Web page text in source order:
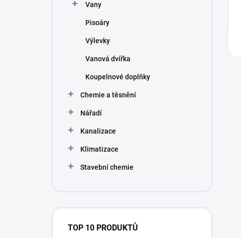
Vany
Pisoáry
Výlevky
Vanová dvířka
Koupelnové doplňky
Chemie a těsnění
Nářadí
Kanalizace
Klimatizace
Stavební chemie
TOP 10 PRODUKTŮ